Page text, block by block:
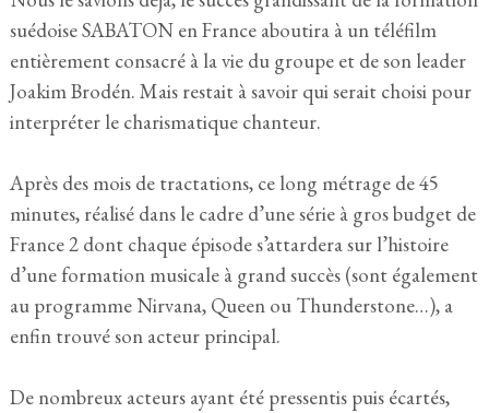
suédoise SABATON en France aboutira à un téléfilm
entièrement consacré à la vie du groupe et de son leader
Joakim Brodén. Mais restait à savoir qui serait choisi pour
interpréter le charismatique chanteur.
Après des mois de tractations, ce long métrage de 45
minutes, réalisé dans le cadre d’une série à gros budget de
France 2 dont chaque épisode s’attardera sur l’histoire
d’une formation musicale à grand succès (sont également
au programme Nirvana, Queen ou Thunderstone…), a
enfin trouvé son acteur principal.
De nombreux acteurs ayant été pressentis puis écartés,